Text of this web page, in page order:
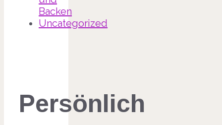
Backen
Uncategorized
Persönlich